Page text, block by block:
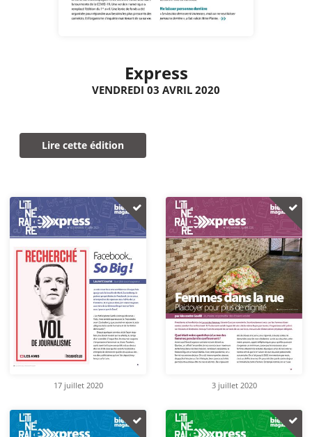
Express
VENDREDI 03 AVRIL 2020
Lire cette édition
17 juillet 2020 3 juillet 2020